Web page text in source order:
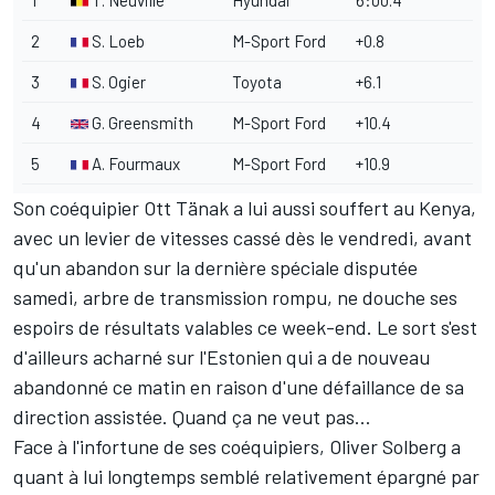
2 S. Loeb M-Sport Ford +0.8
3 S. Ogier Toyota +6.1
4 G. Greensmith M-Sport Ford +10.4
5 A. Fourmaux M-Sport Ford +10.9
Son coéquipier Ott Tänaka lui aussi souffert au Kenya,
avec un levier de vitesses cassé dès le vendredi, avant
qu'un abandon sur la dernière spéciale disputée
samedi, arbre de transmission rompu, ne douche ses
espoirs de résultats valables ce week-end. Le sort s'est
d'ailleurs acharné sur l'Estonien qui a de nouveau
abandonné ce matin en raison d'une défaillance de sa
direction assistée. Quand ça ne veut pas…
Face à l'infortune de ses coéquipiers, Oliver Solberg a
quant à lui longtemps semblé relativement épargné par